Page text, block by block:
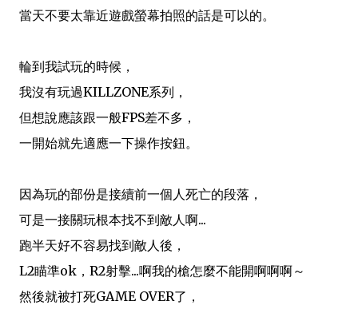
當天不要太靠近遊戲螢幕拍照的話是可以的。
輪到我試玩的時候，
我沒有玩過KILLZONE系列，
但想說應該跟一般FPS差不多，
一開始就先適應一下操作按鈕。
因為玩的部份是接續前一個人死亡的段落，
可是一接關玩根本找不到敵人啊...
跑半天好不容易找到敵人後，
L2瞄準ok，R2射擊...啊我的槍怎麼不能開啊啊啊～
然後就被打死GAME OVER了，